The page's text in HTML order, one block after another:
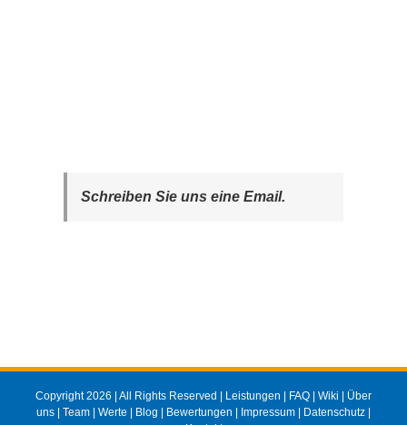
Schreiben Sie uns eine Email.
Copyright 2026 | All Rights Reserved | Leistungen | FAQ | Wiki | Über
uns | Team | Werte | Blog | Bewertungen | Impressum | Datenschutz |